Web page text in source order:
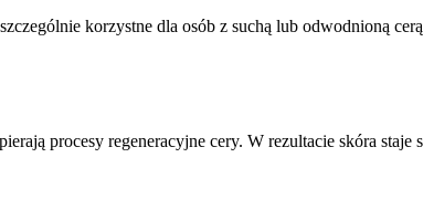
korzystne dla osób z suchą lub odwodnioną
procesy regeneracyjne cery. W rezultacie skóra staje